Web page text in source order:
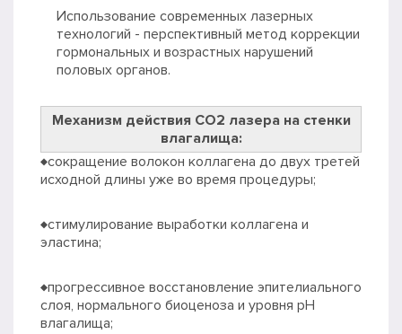
Использование современных лазерных
технологий - перспективный метод коррекции
гормональных и возрастных нарушений
половых органов.
Механизм действия СО2 лазера на стенки
влагалища:
♦сокращение волокон коллагена до двух третей
исходной длины уже во время процедуры;
♦стимулирование выработки коллагена и
эластина;
♦прогрессивное восстановление эпителиального
слоя, нормального биоценоза и уровня рН
влагалища;